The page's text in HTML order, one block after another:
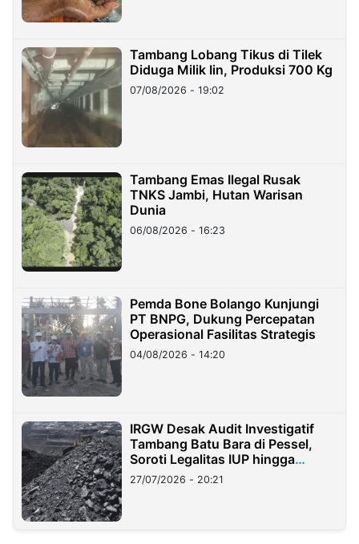
Tambang Lobang Tikus di Tilek
Diduga Milik Iin, Produksi 700 Kg
07/08/2026 - 19:02
Tambang Emas Ilegal Rusak
TNKS Jambi, Hutan Warisan
Dunia
06/08/2026 - 16:23
Pemda Bone Bolango Kunjungi
PT BNPG, Dukung Percepatan
Operasional Fasilitas Strategis
04/08/2026 - 14:20
IRGW Desak Audit Investigatif
Tambang Batu Bara di Pessel,
Soroti Legalitas IUP hingga
Stockpile
27/07/2026 - 20:21